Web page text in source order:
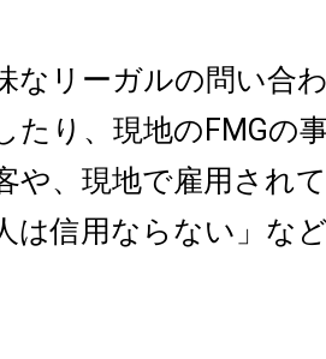
なリーガルの問い合
たり、現地のFMGの
や、現地で雇用され
は信用ならない」な